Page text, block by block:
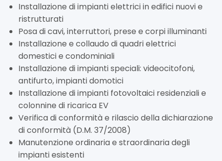
Installazione di impianti elettrici in edifici nuovi e
ristrutturati
Posa di cavi, interruttori, prese e corpi illuminanti
Installazione e collaudo di quadri elettrici
domestici e condominiali
Installazione di impianti speciali: videocitofoni,
antifurto, impianti domotici
Installazione di impianti fotovoltaici residenziali e
colonnine di ricarica EV
Verifica di conformità e rilascio della dichiarazione
di conformità (D.M. 37/2008)
Manutenzione ordinaria e straordinaria degli
impianti esistenti